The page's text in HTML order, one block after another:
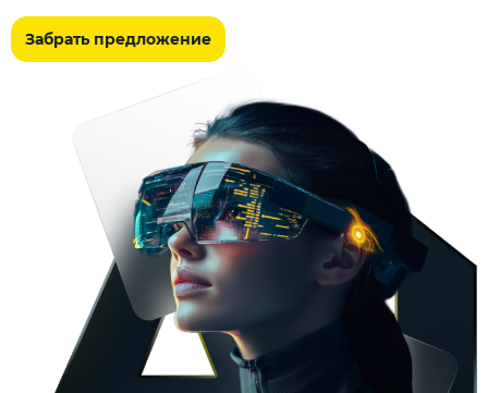
Забрать предложение